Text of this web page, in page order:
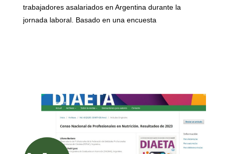
trabajadores asalariados en Argentina durante la
jornada laboral. Basado en una encuesta